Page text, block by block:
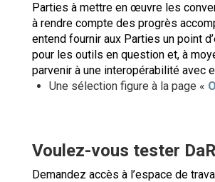
Parties à mettre en œuvre les
à rendre compte des progrès
entend fournir aux Parties un point
pour les outils en question et, à
parvenir à une interopérabilité avec
Une sélection figure à la page «
Voulez-vous tester
Demandez accès à l’espace de